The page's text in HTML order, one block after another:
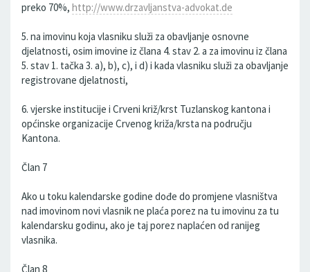
preko 70%, http://www.drzavljanstva-advokat.de
5. na imovinu koja vlasniku služi za obavljanje osnovne
djelatnosti, osim imovine iz člana 4. stav 2. a za imovinu iz člana
5. stav 1. tačka 3. a), b), c), i d) i kada vlasniku služi za obavljanje
registrovane djelatnosti,
6. vjerske institucije i Crveni križ/krst Tuzlanskog kantona i
općinske organizacije Crvenog križa/krsta na području
Kantona.
Član 7
Ako u toku kalendarske godine dođe do promjene vlasništva
nad imovinom novi vlasnik ne plaća porez na tu imovinu za tu
kalendarsku godinu, ako je taj porez naplaćen od ranijeg
vlasnika.
Član 8